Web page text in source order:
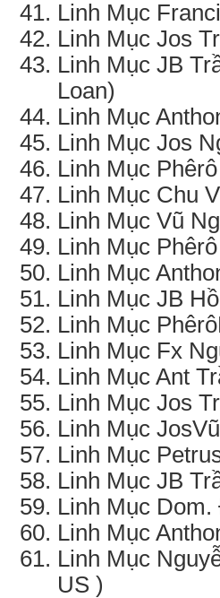
Linh Mục
Linh Mục Jos
Linh Mục JB
Loan)
Linh Mục
Linh Mục Jos
Linh Mục
Linh Mục Chu
Linh Mục Vũ
Linh Mục
Linh Mục
Linh Mục JB
Linh Mục
Linh Mục Fx
Linh Mục Ant
Linh Mục Jos
Linh Mục
Linh Mục
Linh Mục JB
Linh Mục
Linh Mục
Linh Mục
US )